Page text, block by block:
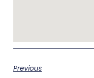
Previous